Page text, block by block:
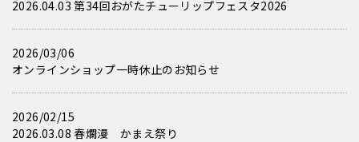
2026.04.03 第34回おがたチューリップフェスタ2026
2026/03/06
オンラインショップ一時休止のお知らせ
2026/02/15
2026.03.08 春爛漫 かまえ祭り